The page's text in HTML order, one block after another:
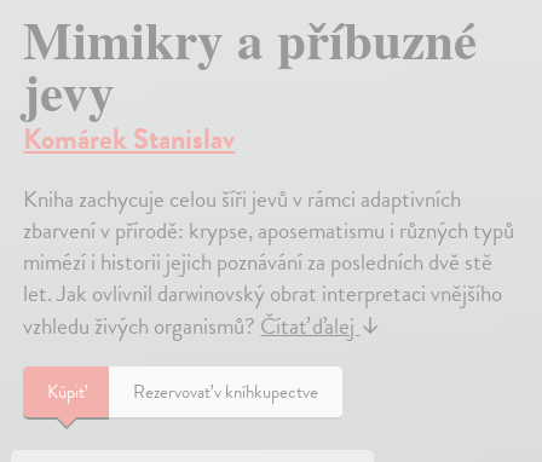
Mimikry a příbuzné
jevy
Komárek Stanislav
Kniha zachycuje celou šíři jevů v rámci adaptivních
zbarvení v přírodě: krypse, aposematismu i různých typů
mimézí i historii jejich poznávání za posledních dvě stě
let. Jak ovlivnil darwinovský obrat interpretaci vnějšího
vzhledu živých organismů?Čítať ďalej↓
Kúpiť Rezervovať v kníhkupectve